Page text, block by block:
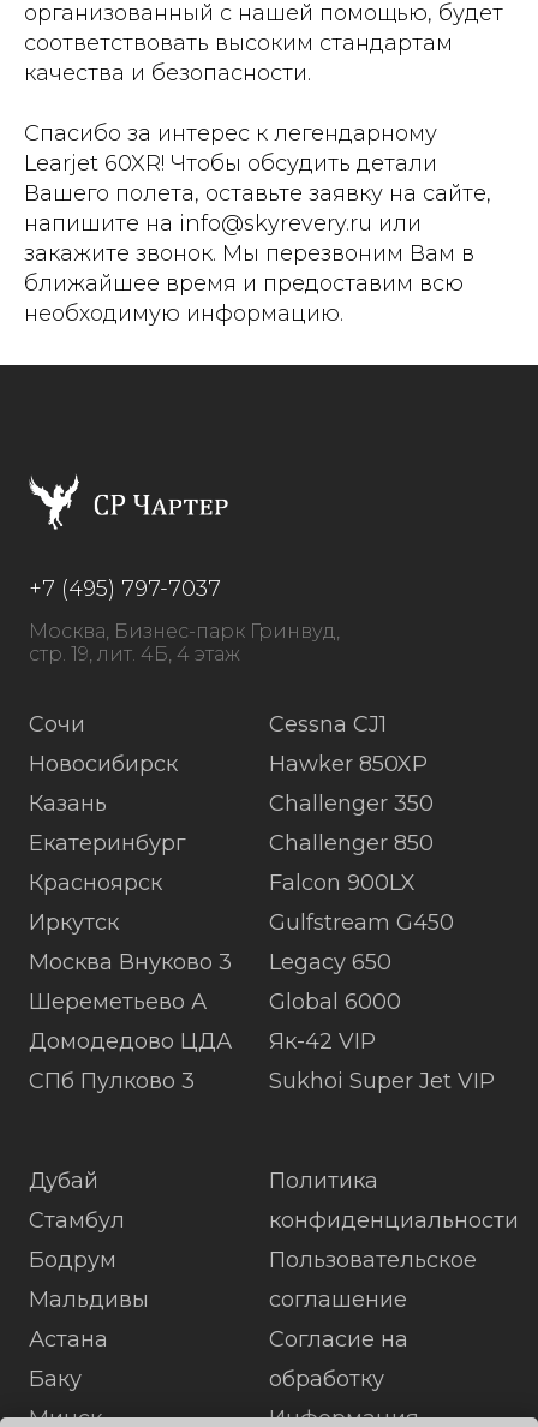
организованный с нашей помощью, будет
соответствовать высоким стандартам
качества и безопасности.
Спасибо за интерес к легендарному
Learjet 60XR! Чтобы обсудить детали
Вашего полета, оставьте заявку на сайте,
напишите на info@skyrevery.ru или
закажите звонок. Мы перезвоним Вам в
ближайшее время и предоставим всю
необходимую информацию.
+7 (495) 797-7037
Москва, Бизнес-парк Гринвуд,
стр. 19, лит. 4Б, 4 этаж
Сочи
Новосибирск
Казань
Екатеринбург
Красноярск
Иркутск
Москва Внуково 3
Шереметьево А
Домодедово ЦДА
СПб Пулково 3
Cessna CJ1
Hawker 850XP
Challenger 350
Challenger 850
Falcon 900LX
Gulfstream G450
Legacy 650
Global 6000
Як-42 VIP
Sukhoi Super Jet VIP
Дубай
Стамбул
Бодрум
Мальдивы
Астана
Баку
Минск
Политика
конфиденциальности
Пользовательское
соглашение
Согласие на
обработку
Информация